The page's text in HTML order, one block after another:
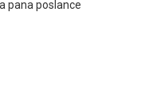
pana poslance